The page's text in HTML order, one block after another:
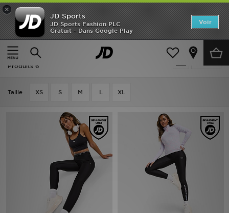
×
JD Sports
JD Sports Fashion PLC
Gratuit - Dans Google Play
Voir
Accueil
Femme Vêtements Femme Fitness Leggings
Fitness Leggings - Latest
Produits 6
Taille XS S M L XL
Accueil
Nouveautés
Homme